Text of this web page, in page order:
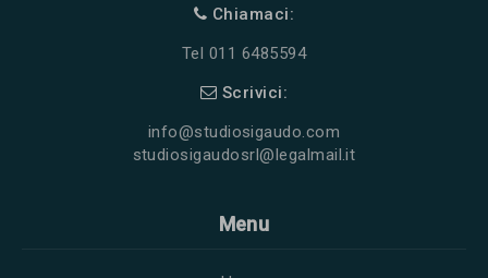
Chiamaci:
Tel 011 6485594
Scrivici:
info@studiosigaudo.com
studiosigaudosrl@legalmail.it
Menu